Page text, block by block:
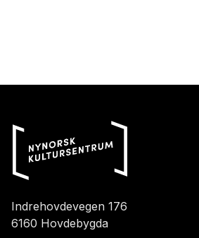
Indrehovdevegen 176
6160 Hovdebygda